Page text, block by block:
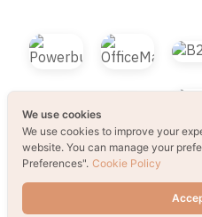
© 2021 B2S CLUB,
Design by
We use cookies
We use cookies to improve your
website. You can manage your
Preferences". Cookie Policy